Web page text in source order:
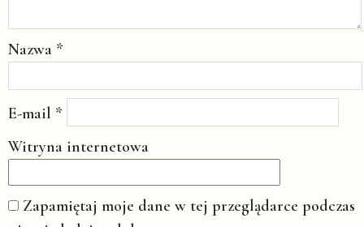
Nazwa *
E-mail *
Witryna internetowa
Zapamiętaj moje dane w tej przeglądarce podczas